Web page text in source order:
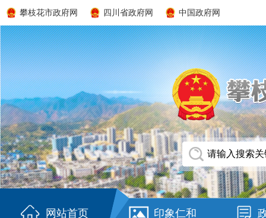
攀枝花市政府网 四川省政府网 中国政府网
网站首页 印象仁和